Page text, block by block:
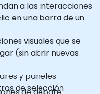
a las interacciones
en una barra de un
visuales que se
(sin abrir nuevas
y paneles
de selección